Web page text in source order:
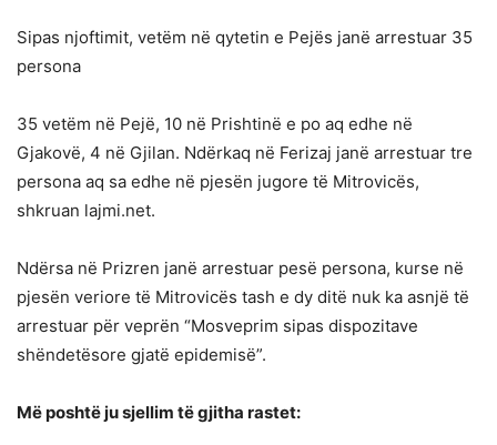
Sipas njoftimit, vetëm në qytetin e Pejës janë arrestuar 35
persona
35 vetëm në Pejë, 10 në Prishtinë e po aq edhe në
Gjakovë, 4 në Gjilan. Ndërkaq në Ferizaj janë arrestuar tre
persona aq sa edhe në pjesën jugore të Mitrovicës,
shkruan lajmi.net.
Ndërsa në Prizren janë arrestuar pesë persona, kurse në
pjesën veriore të Mitrovicës tash e dy ditë nuk ka asnjë të
arrestuar për veprën “Mosveprim sipas dispozitave
shëndetësore gjatë epidemisë”.
Më poshtë ju sjellim të gjitha rastet: